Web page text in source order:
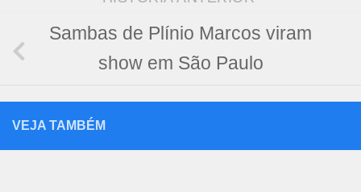
Sambas de Plínio Marcos viram
show em São Paulo
VEJA TAMBÉM